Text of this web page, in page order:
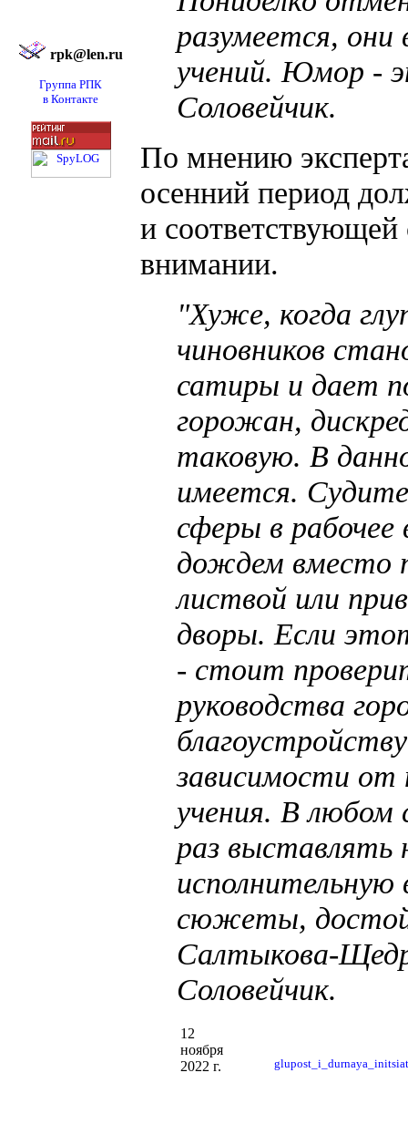
rpk@len.ru
Группа РПК
в Контакте
разумеется,
учений. Юмор -
Соловейчик.
По мнению
осенний период
и соответствующей
внимании.
"Хуже, когда
чиновников
сатиры и дает
горожан,
таковую. В
имеется.
сферы в рабочее
дождем вместо
листвой или
дворы. Если
- стоит
руководства
зависимости от
учения. В любом
раз выставлять
исполнительную
сюжеты,
Салтыкова-
Соловейчик.
12
ноября
2022 г.